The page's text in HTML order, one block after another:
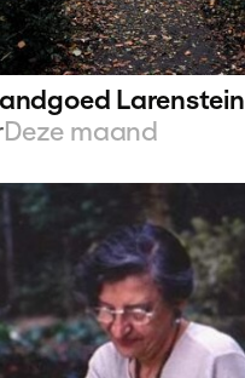
Larenstein
Deze maand